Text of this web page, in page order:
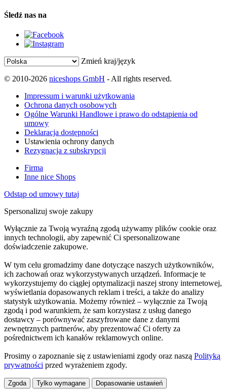
Śledź nas na
Zmień kraj/język
© 2010-2026 niceshops GmbH - All rights reserved.
Impressum i warunki użytkowania
Ochrona danych osobowych
Ogólne Warunki Handlowe i prawo do odstąpienia od
umowy
Deklaracja dostępności
Ustawienia ochrony danych
Rezygnacja z subskrypcji
Firma
Inne nice Shops
Odstąp od umowy tutaj
Spersonalizuj swoje zakupy
Wyłącznie za Twoją wyraźną zgodą używamy plików cookie oraz
innych technologii, aby zapewnić Ci spersonalizowane
doświadczenie zakupowe.
W tym celu gromadzimy dane dotyczące naszych użytkowników,
ich zachowań oraz wykorzystywanych urządzeń. Informacje te
wykorzystujemy do ciągłej optymalizacji naszej strony internetowej,
wyświetlania dopasowanych reklam i treści, a także do analizy
statystyk użytkowania. Możemy również – wyłącznie za Twoją
zgodą i pod warunkiem, że sam korzystasz z usług danego
dostawcy – porównywać zaszyfrowane dane z danymi
zewnętrznych partnerów, aby prezentować Ci oferty za
pośrednictwem ich kanałów reklamowych online.
Prosimy o zapoznanie się z ustawieniami zgody oraz naszą Polityką
prywatności przed wyrażeniem zgody.
Zgoda Tylko wymagane Dopasowanie ustawień